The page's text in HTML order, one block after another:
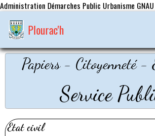
Administration Démarches Public Urbanisme GNAU
Plourac'h
Papiers - Citoyenneté -
Service
Etat civil